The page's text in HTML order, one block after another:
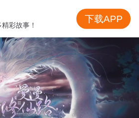
彩故事！
下载APP